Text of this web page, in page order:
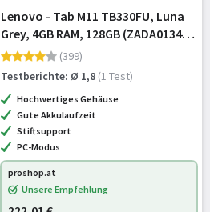
Lenovo - Tab M11 TB330FU, Luna
Grey, 4GB RAM, 128GB (ZADA0134SE
/ ZADA0217GR)
(399)
Testberichte: Ø 1,8 (1 Test)
Hochwertiges Gehäuse
Gute Akkulaufzeit
Stiftsupport
PC-Modus
proshop.at
Unsere Empfehlung